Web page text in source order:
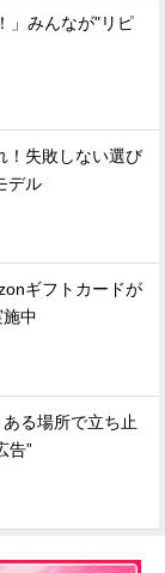
」みんなが"リピ
！失敗しない選び
デル
ギフトカードが
中
る場所で立ち止
告”